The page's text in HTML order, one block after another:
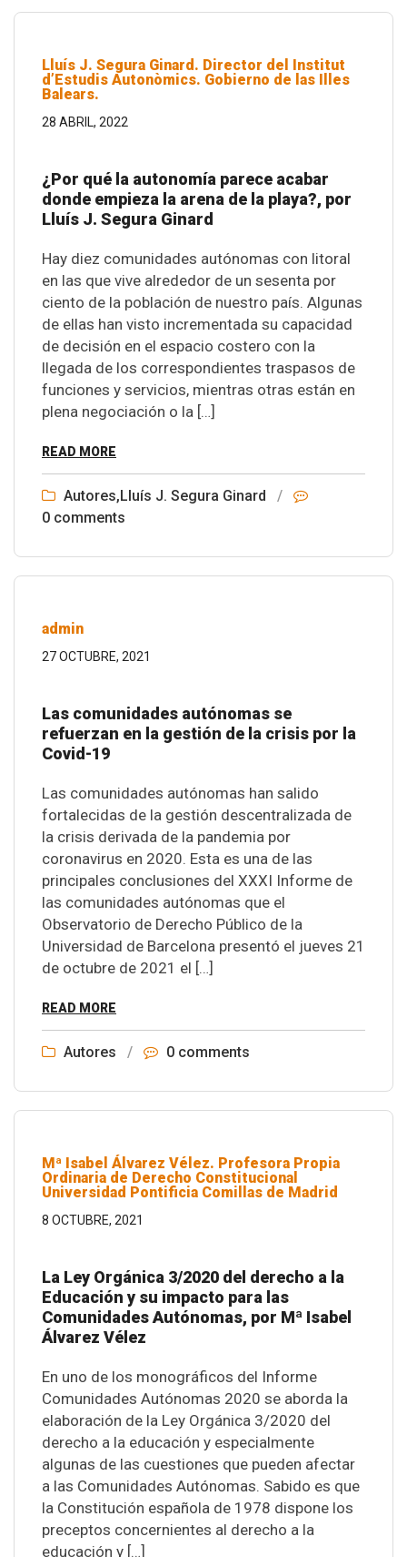
Lluís J. Segura Ginard. Director del Institut
d’Estudis Autonòmics. Gobierno de las Illes
Balears.
28 ABRIL, 2022
¿Por qué la autonomía parece acabar
donde empieza la arena de la playa?, por
Lluís J. Segura Ginard
Hay diez comunidades autónomas con litoral
en las que vive alrededor de un sesenta por
ciento de la población de nuestro país. Algunas
de ellas han visto incrementada su capacidad
de decisión en el espacio costero con la
llegada de los correspondientes traspasos de
funciones y servicios, mientras otras están en
plena negociación o la […]
READ MORE
Autores, Lluís J. Segura Ginard
/
0 comments
admin
27 OCTUBRE, 2021
Las comunidades autónomas se
refuerzan en la gestión de la crisis por la
Covid-19
Las comunidades autónomas han salido
fortalecidas de la gestión descentralizada de
la crisis derivada de la pandemia por
coronavirus en 2020. Esta es una de las
principales conclusiones del XXXI Informe de
las comunidades autónomas que el
Observatorio de Derecho Público de la
Universidad de Barcelona presentó el jueves 21
de octubre de 2021 el […]
READ MORE
Autores / 0 comments
Mª Isabel Álvarez Vélez. Profesora Propia
Ordinaria de Derecho Constitucional
Universidad Pontificia Comillas de Madrid
8 OCTUBRE, 2021
La Ley Orgánica 3/2020 del derecho a la
Educación y su impacto para las
Comunidades Autónomas, por Mª Isabel
Álvarez Vélez
En uno de los monográficos del Informe
Comunidades Autónomas 2020 se aborda la
elaboración de la Ley Orgánica 3/2020 del
derecho a la educación y especialmente
algunas de las cuestiones que pueden afectar
a las Comunidades Autónomas. Sabido es que
la Constitución española de 1978 dispone los
preceptos concernientes al derecho a la
educación y […]